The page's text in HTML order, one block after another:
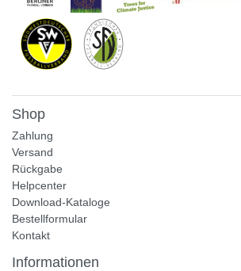
Shop
Zahlung
Versand
Rückgabe
Helpcenter
Download-Kataloge
Bestellformular
Kontakt
Informationen